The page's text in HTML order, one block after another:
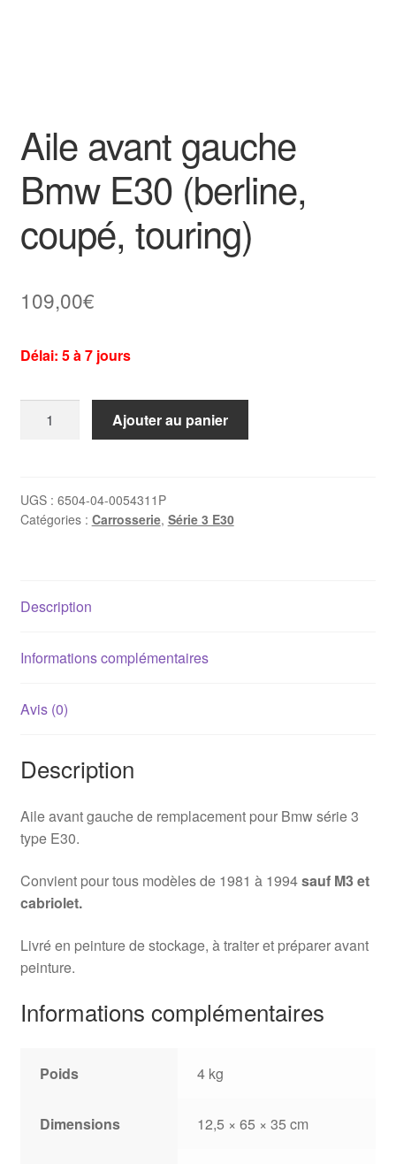
Aile avant gauche
Bmw E30 (berline,
coupé, touring)
109,00€
Délai: 5 à 7 jours
gauche
Bmw
touring)
Ajouter au panier
UGS : 6504-04-0054311P
Catégories : Carrosserie, Série 3 E30
Description
Informations complémentaires
Avis (0)
Description
Aile avant gauche de remplacement pour Bmw série 3
type E30.
Convient pour tous modèles de 1981 à 1994sauf M3 et
cabriolet.
Livré en peinture de stockage, à traiter et préparer avant
peinture.
Informations complémentaires
Poids 4 kg
Dimensions 12,5 × 65 × 35 cm